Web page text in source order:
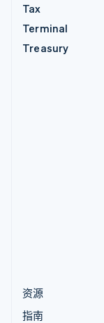
Tax
Terminal
Treasury
资源
指南